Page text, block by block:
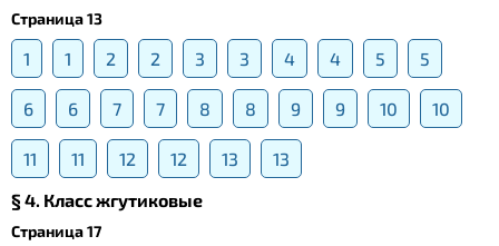
Страница 13
1 1 2 2 3 3 4 4 5 5
6 6 7 7 8 8 9 9 10 10
11 11 12 12 13
13
§ 4. Класс жгутиковые
Страница 17